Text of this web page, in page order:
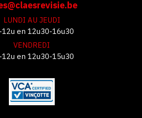
LUNDI AU JEUDI
12u en 12u30-16u30
VENDREDI
12u en 12u30-15u30